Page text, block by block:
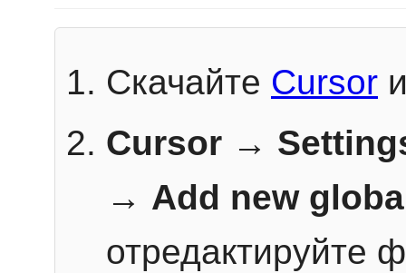
Скачайте Cursor
Cursor →
→ Add new
отредактируйте